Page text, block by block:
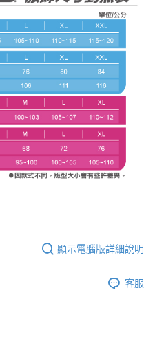
顯示電腦版詳細說明
客服